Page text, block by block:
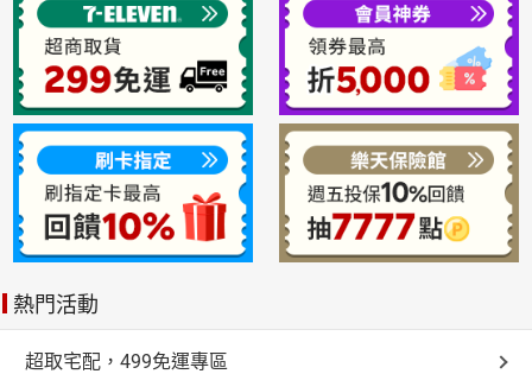
熱門活動
超取宅配，499免運專區